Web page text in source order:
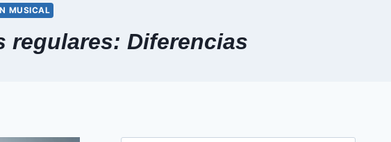
MUSICAL
regulares: Diferencias